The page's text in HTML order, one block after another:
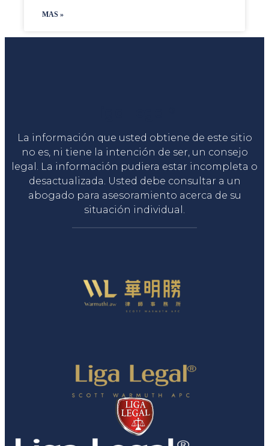
MAS »
La información que usted obtiene de este sitio
no es, ni tiene la intención de ser, un consejo
legal. La información pudiera estar incompleta o
desactualizada. Usted debe consultar a un
abogado para asesoramiento acerca de su
situación individual.